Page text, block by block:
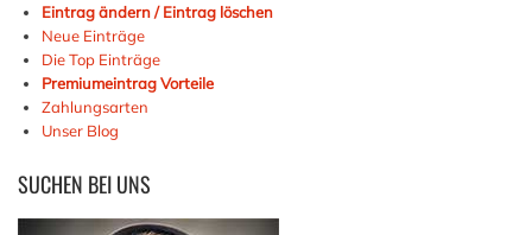
Eintrag ändern / Eintrag löschen
Neue Einträge
Die Top Einträge
Premiumeintrag Vorteile
Zahlungsarten
Unser Blog
SUCHEN BEI UNS